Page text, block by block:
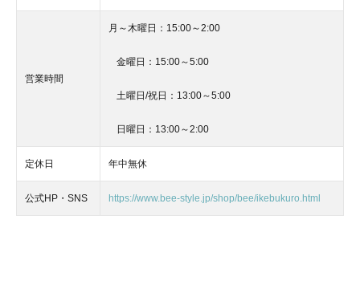
営業時間
月～木曜日：15:00～2:00
金曜日：15:00～5:00
土曜日/祝日：13:00～5:00
日曜日：13:00～2:00
定休日 年中無休
公式HP・SNS https://www.bee-style.jp/shop/bee/ikebukuro.html